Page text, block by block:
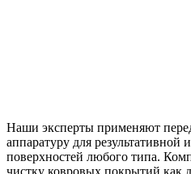
Наши эксперты применяют
аппаратуру для
поверхностей любого типа.
чистку ковровых покрытий как